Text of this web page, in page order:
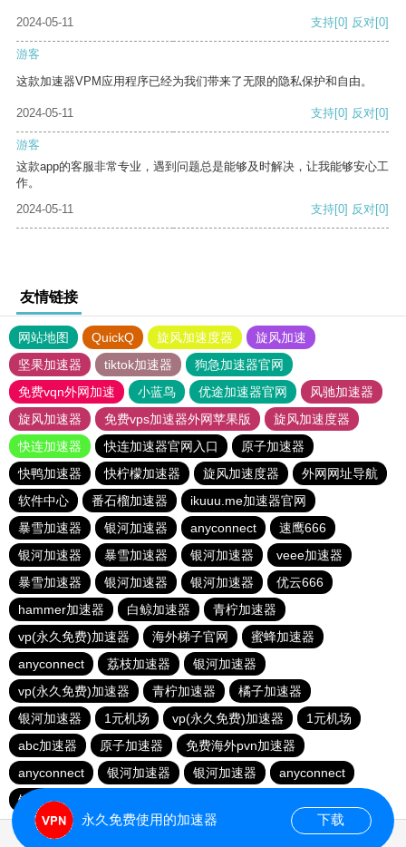
2024-05-11 支持[0] 反对[0]
游客
这款加速器VPM应用程序已经为我们带来了无限的隐私保护和自由。
2024-05-11 支持[0] 反对[0]
游客
这款app的客服非常专业，遇到问题总是能够及时解决，让我能够安心工
作。
2024-05-11
支持[0] 反对[0]
友情链接
网站地图 QuickQ 旋风加速度器
旋风加速
坚果加速器
tiktok加速器
狗急加速器官网
免费vqn外网加速
小蓝鸟 优途加速器官网
风驰加速器
旋风加速器
免费vps加速器外网苹果版
旋风加速度器
快连加速器
快连加速器官网入口
原子加速器
快鸭加速器
快柠檬加速器 旋风加速度器
外网网址导航
软件中心
番石榴加速器
ikuuu.me加速器官网
暴雪加速器
银河加速器 anyconnect
速鹰666
银河加速器
暴雪加速器 银河加速器
veee加速器
暴雪加速器
银河加速器 银河加速器
优云666
hammer加速器
白鲸加速器
青柠加速器
vp(永久免费)加速器
海外梯子官网
蜜蜂加速器
anyconnect
荔枝加速器
银河加速器
vp(永久免费)加速器
青柠加速器
橘子加速器
银河加速器
1元机场 vp(永久免费)加速器
1元机场
abc加速器
原子加速器
免费海外pvn加速器
anyconnect
银河加速器 银河加速器
anyconnect
银河加速器
永久免费使用的加速器 下载